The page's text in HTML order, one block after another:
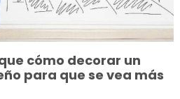
cómo decorar un
para que se vea más